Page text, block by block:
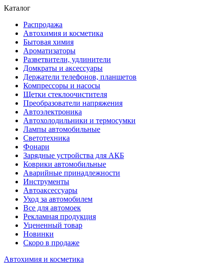
Каталог
Распродажа
Автохимия и косметика
Бытовая химия
Ароматизаторы
Разветвители, удлинители
Домкраты и аксессуары
Держатели телефонов, планшетов
Компрессоры и насосы
Щетки стеклоочистителя
Преобразователи напряжения
Автоэлектроника
Автохолодильники и термосумки
Лампы автомобильные
Светотехника
Фонари
Зарядные устройства для АКБ
Коврики автомобильные
Аварийные принадлежности
Инструменты
Автоаксессуары
Уход за автомобилем
Все для автомоек
Рекламная продукция
Уцененный товар
Новинки
Скоро в продаже
Автохимия и косметика